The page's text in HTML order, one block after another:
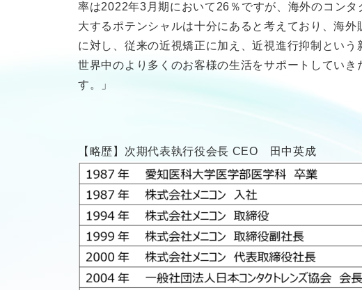
率は2022年3月期において26％ですが、海外のコン
大するポテンシャルは十分にあると考えており、海
に対し、従来の近視矯正に加え、近視進行抑制とい
世界中のより多くのお客様の生活をサポートしてい
す。」
【略歴】次期代表執行役会長 CEO 田中英成